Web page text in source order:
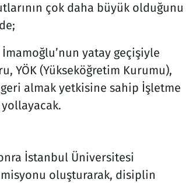
çok daha büyük olduğunu
yatay geçişiyle
YÖK (Yükseköğretim Kurumu),
geri almak yetkisine sahip İşletme
yollayacak.
İstanbul Üniversitesi
oluşturarak, disiplin